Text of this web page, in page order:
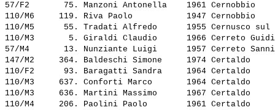
57/F2       75. Manzoni Antonella
1961
110/M6     119. Riva Paolo
1947
110/M5      55. Tradati Alfredo
1955 Cernusco
110/M3       5. Giraldi Claudio
1966 Cerreto
57/M4       13. Nunziante Luigi
1957 Cerreto
147/M2     364. Baldeschi Simone
1974 Certaldo
110/F2      93. Baragatti Sandra
1964 Certaldo
110/M3     637. Conforti Marco
1964 Certaldo
110/M3     636. Martini Massimo
1967 Certaldo
110/M4     206. Paolini Paolo
1961 Certaldo